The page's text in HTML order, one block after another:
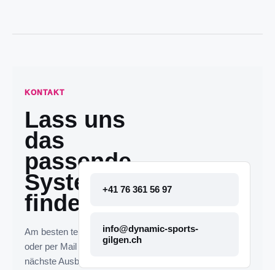
KONTAKT
Lass uns
das
passende
System
finden.
Am besten telefonisch
oder per Mail melden. Die
nächste Ausbaustufe
+41 76 361 56 97
info@dynamic-sports-
gilgen.ch